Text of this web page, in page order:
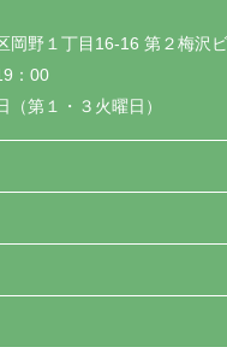
岡野１丁目16-16 第２梅沢
：00
（第１・３火曜日）